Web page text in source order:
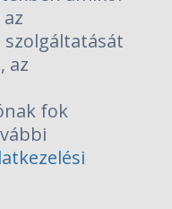
szolgáltatását
az
fok